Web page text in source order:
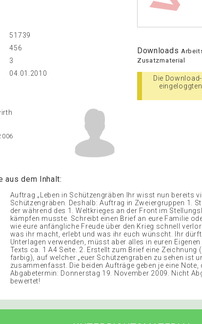
51739
456
3
04.01.2010
Downloads
Zusatzmaterial
Die
aus dem Inhalt:
Auftrag „Leben in Schützengräben Ihr wisst nun bereits
Schützengräben. Deshalb: Auftrag in Zweiergruppen 1.
der während des 1. Weltkrieges an der Front im
kämpfen musste. Schreibt einen Brief an eure Familie
wie eure anfängliche Freude über den Krieg schnell
was ihr macht, erlebt und was ihr euch wünscht. Ihr
Unterlagen verwenden, müsst aber alles in euren
Texts ca. 1 A4 Seite. 2. Erstellt zum Brief eine
farbig), auf welcher „euer Schützengraben zu sehen ist
zusammenfasst. Die beiden Aufträge geben je eine Note,
Abgabetermin: Donnerstag 19. November 2009. Nicht
bewertet!